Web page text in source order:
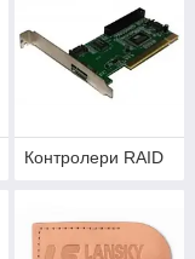
Контролери RAID